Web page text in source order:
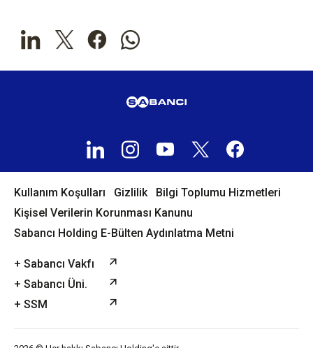
Kullanım Koşulları Gizlilik
Bilgi Toplumu Hizmetleri
Kişisel Verilerin Korunması Kanunu
Sabancı Holding E-Bülten Aydınlatma Metni
+ Sabancı Vakfı
+ Sabancı Üni.
+ SSM